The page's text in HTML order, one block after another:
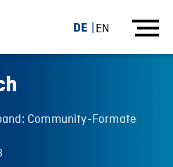
DE EN
Community-Formate